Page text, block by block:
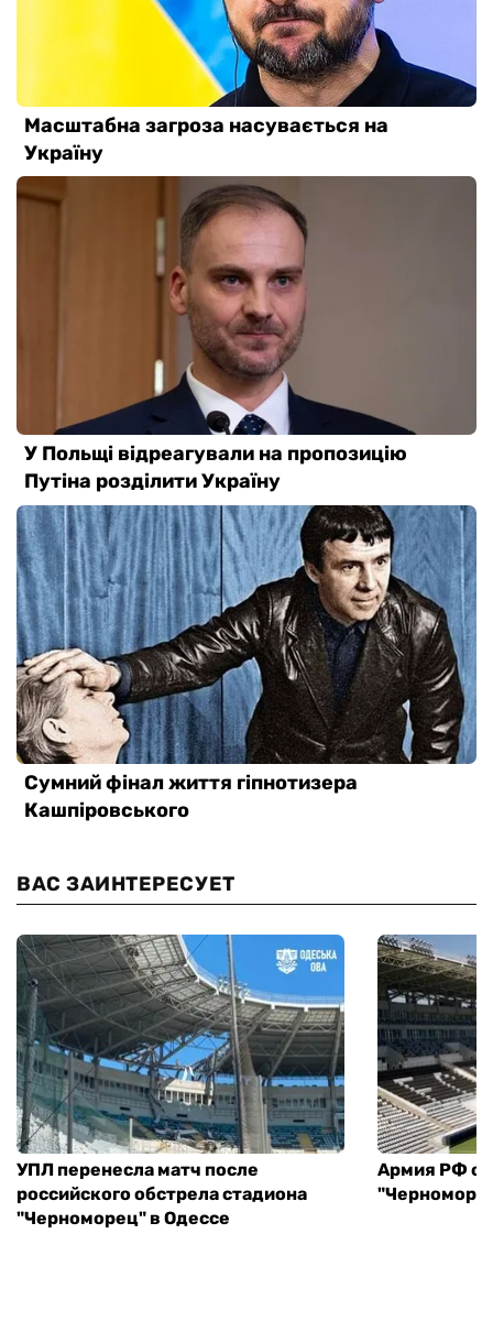
ВАС ЗАИНТЕРЕСУЕТ
УПЛ перенесла матч после
российского обстрела стадиона
"Черноморец" в Одессе
Армия РФ